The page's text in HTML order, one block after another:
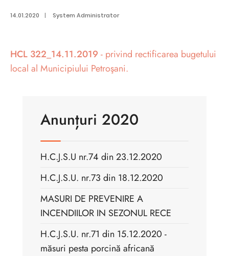
14.01.2020 | System Administrator
HCL 322_14.11.2019 - privind rectificarea bugetului
local al Municipiului Petroşani.
Anunțuri 2020
H.C.J.S.U nr.74 din 23.12.2020
H.C.J.S.U. nr.73 din 18.12.2020
MASURI DE PREVENIRE A
INCENDIILOR IN SEZONUL RECE
H.C.J.S.U. nr.71 din 15.12.2020 -
măsuri pesta porcină africană